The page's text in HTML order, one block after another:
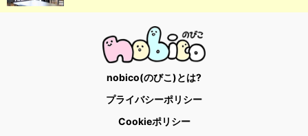
nobico(のびこ)とは?
プライバシーポリシー
Cookieポリシー